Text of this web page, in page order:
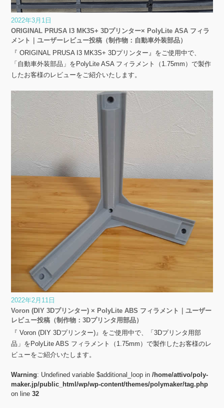
2022年3月1日
ORIGINAL PRUSA I3 MK3S+ 3Dプリンター× PolyLite ASA フィラ
メント｜ユーザーレビュー投稿（制作物：自動車外装部品）
『 ORIGINAL PRUSA I3 MK3S+ 3Dプリンター』をご使用中で、
「自動車外装部品」をPolyLite ASA フィラメント（1.75mm）で製作
したお客様のレビューをご紹介いたします。
2022年2月11日
Voron (DIY 3Dプリンター) × PolyLite ABS フィラメント｜ユーザー
レビュー投稿（制作物：3Dプリンタ用部品）
『 Voron (DIY 3Dプリンター)』をご使用中で、「3Dプリンタ用部
品」をPolyLite ABS フィラメント（1.75mm）で製作したお客様のレ
ビューをご紹介いたします。
Warning: Undefined variable $additional_loop in/home/attivo/poly-
maker.jp/public_html/wp/wp-content/themes/polymaker/tag.php
on line32